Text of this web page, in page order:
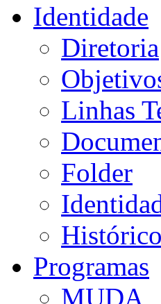
Identidade
Diretoria
Linhas
Folder
Histórico
Programas
MUDA